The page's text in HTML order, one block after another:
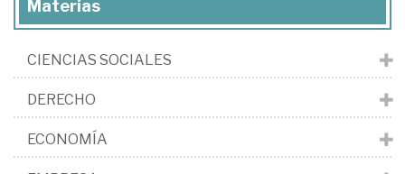
Materias
CIENCIAS SOCIALES
DERECHO
ECONOMÍA